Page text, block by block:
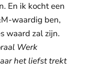
En ik kocht een
waardig ben,
waard zal zijn.
Werk
het liefst trekt